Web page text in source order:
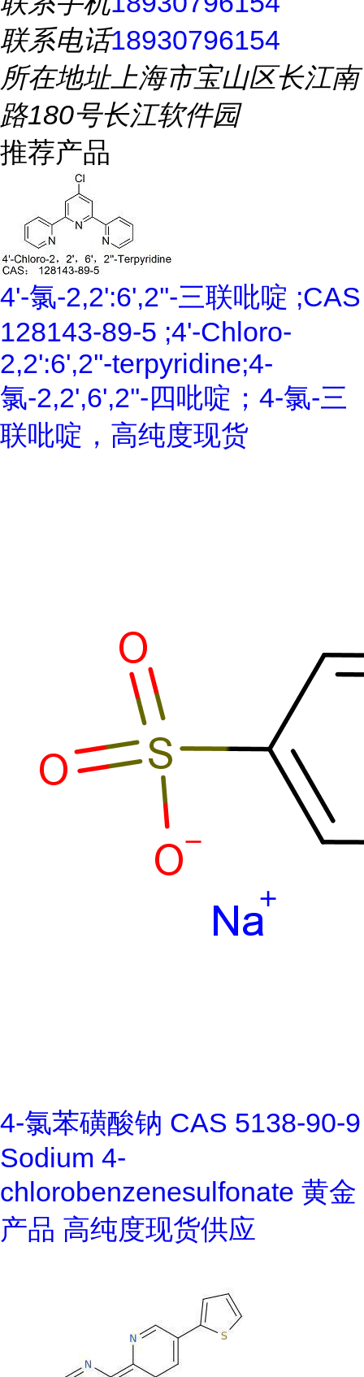
联系电话18930796154
所在地址上海市宝山区长江南
路180号长江软件园
推荐产品
4'-氯-2,2':6',2''-三联吡啶 ;CAS
128143-89-5 ;4'-Chloro-
2,2':6',2''-terpyridine;4-
氯-2,2',6',2''-四吡啶；4-氯-三
联吡啶，高纯度现货
4-氯苯磺酸钠 CAS 5138-90-9
Sodium 4-
chlorobenzenesulfonate 黄金
产品 高纯度现货供应